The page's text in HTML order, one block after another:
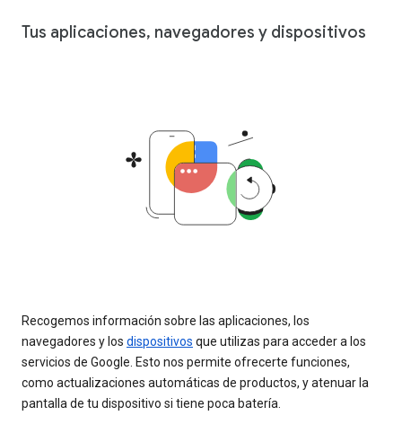
Tus aplicaciones, navegadores y dispositivos
Recogemos información sobre las aplicaciones, los
navegadores y los dispositivos que utilizas para acceder a los
servicios de Google. Esto nos permite ofrecerte funciones,
como actualizaciones automáticas de productos, y atenuar la
pantalla de tu dispositivo si tiene poca batería.